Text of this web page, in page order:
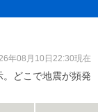
年08月10日22:30現在
どこで地震が頻発